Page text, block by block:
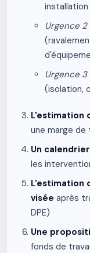
Urgence 2
Urgence 3
(isolation,
L'estimation
une marge de
Un
les
L'estimation
visée après
DPE)
Une
fonds de